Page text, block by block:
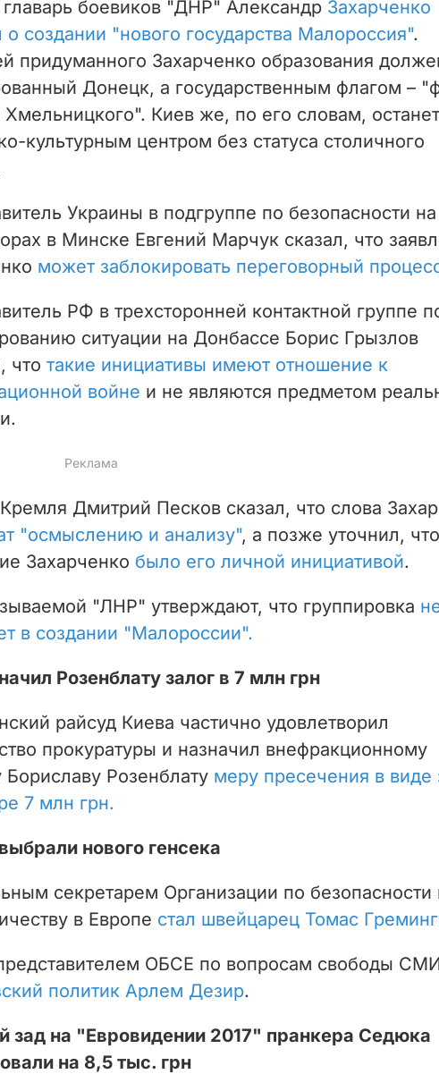
i
d
e
o
боевиков "ДНР" Александр Захарченко
о создании "нового государства Малороссия".
придуманного Захарченко образования
Донецк, а государственным флагом –
Хмельницкого". Киев же, по его словам,
культурным центром без статуса столичного
Украины в подгруппе по безопасности на
в Минске Евгений Марчук сказал, что
может заблокировать переговорный
РФ в трехсторонней контактной группе
ситуации на Донбассе Борис Грызлов
что такие инициативы имеют отношение к
войне и не являются предметом
Дмитрий Песков сказал, что слова
"осмыслению и анализу", а позже уточнил, что
Захарченко было его личной инициативой.
"ЛНР" утверждают, что группировка
в создании "Малороссии".
Розенблату залог в 7 млн грн
райсуд Киева частично удовлетворил
прокуратуры и назначил внефракционному
Бориславу Розенблату меру пресечения в виде
7 млн грн.
нового генсека
секретарем Организации по безопасности
в Европе стал швейцарец Томас
ОБСЕ по вопросам свободы
политик Арлем Дезир.
зад на "Евровидении 2017" пранкера Седюка
на 8,5 тыс. грн